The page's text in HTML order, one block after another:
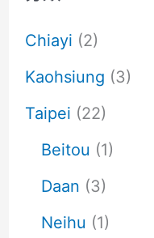
Chiayi (2)
Kaohsiung (3)
Taipei (22)
Beitou (1)
Daan (3)
Neihu (1)